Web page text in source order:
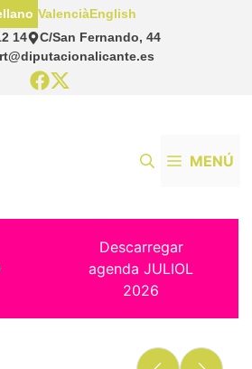
14
C/San Fernando, 44
ValenciàEnglish
MENÚ
Descarregar
agenda JULIOL
2026